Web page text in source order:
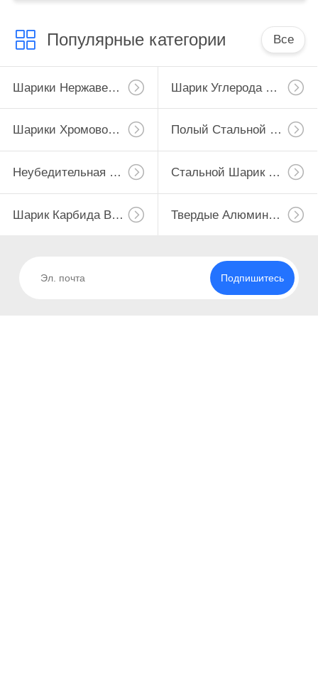
Популярные категории Все
Шарики Нержавеющей Стали Шарик Углерода Стальной
Шарики Хромовой Стали Полый Стальной Шарик
Неубедительная Половинная Сфера Стальной Шарик С Отверстием
Шарик Карбида Вольфрама Твердые Алюминиевые Шарики
Подпишитесь